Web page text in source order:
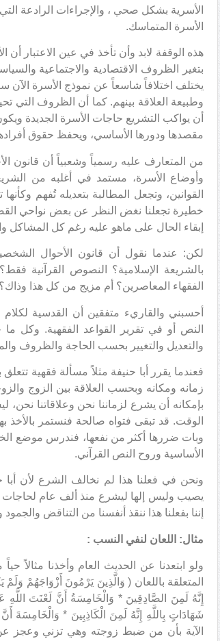
الأسرية بشكل صحي ، والإجراءات الرادعة
الأسرة المتماسك.
هذه الوقفة لابد وأن تأخذ في عين الاعتبار أن
بتغير الظروف الاقتصادية والاجتماعية
يختلف اختلافاً شاسعاً عن نموذج الأسرة الآن
وطبيعة العلاقة بينهم. كما أن الظروف التي
أن يواكب التشريع حاجات الأسرة الجديدة
مقصدها ودورها الأساسي، ويحفظ حقوق
من المتعارف عليه رسمياً وشعبياً أن قانون
وأوضاع الأسرة، مستمد في أغلبه من
القوانين، وتجعل المطالبة بتعديله تُفهم
خطيرة تجعلنا نغض النظر عن بعض نواحي
إبقاء الحال على ماهو عليه رغم كل المشاكل
لكن: عندما نقول أن قانون الأحوال
بالشريعة الإسلامية؟ النصوص القرآنية
الفقهاء المعاصرين؟ أم مزيج من كل هذا وذاك؟
النص أو في تقرير القواعد الفقهية. وكل
والتعديل والتغيير بحسب الحاجة والظروف
فعندما يقرر أبا حنيفة مثلاً مسألة فقهية
زمانه ومكانه وبحسب العلاقة بين الزوج
بإمكانه أن يشرع لزماننا نحن وعلاقاتنا
الوقت. قد تبقى فتواه صالحة فنستمر بالأخذ
وبات ضررها أكثر من نفعها، فندرس موضع
الأساسية وروح النص القرآني.
ونحن في فعلنا هذا لم نخالف الشرع لأن
يصيب وليس إلها ليشرع منذ ألف عام
إننا بفعلنا هذا ننقذ أنفسنا من التناقض
مثال: اللعان لنفي النسب :
ولو ابتعدنا عن الحديث العام وأخذنا مثالاً
المتعلقة باللعان ( وَالَّذِينَ يَرْمُونَ أَزْوَاجَهُمْ
إِنَّهُ لَمِنَ الصَّادِقِينَ * وَالْخَامِسَةُ أَنَّ لَعْنَتَ اللَّهِ
شَهَادَاتٍ بِاللَّهِ إِنَّهُ لَمِنَ الْكَاذِبِينَ *
الآية بأن من ضبط زوجته وهي تزني وعجز عن